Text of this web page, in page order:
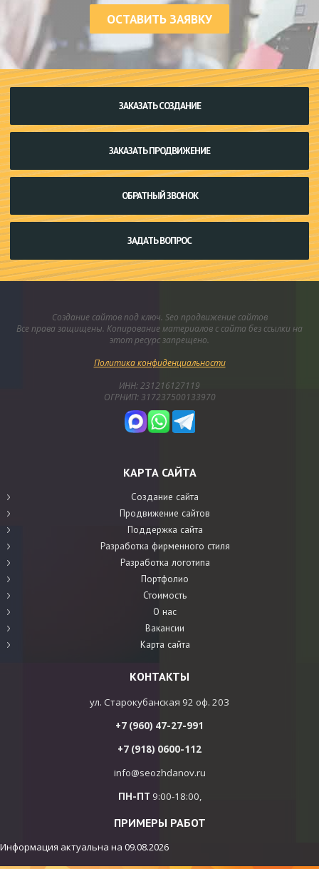
ОСТАВИТЬ ЗАЯВКУ
ЗАКАЗАТЬ СОЗДАНИЕ
ЗАКАЗАТЬ ПРОДВИЖЕНИЕ
ОБРАТНЫЙ ЗВОНОК
ЗАДАТЬ ВОПРОС
Создание сайтов под ключ. Seo продвижение сайтов
Все права защищены. Копирование материалов с сайта без ссылки на
этот ресурс запрещено.
Политика конфиденциальности
ИНН: 231216127119
ОГРНИП: 317237500133970
КАРТА САЙТА
Создание сайта
Продвижение сайтов
Поддержка сайта
Разработка фирменного стиля
Разработка логотипа
Портфолио
Стоимость
О нас
Вакансии
Карта сайта
КОНТАКТЫ
ул. Старокубанская 92 оф. 203
+7 (960) 47-27-991
+7 (918) 0600-112
info@seozhdanov.ru
ПН-ПТ 9:00-18:00,
ПРИМЕРЫ РАБОТ
Информация актуальна на 09.08.2026